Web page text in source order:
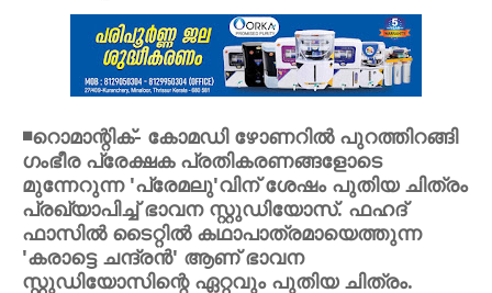
◾റൊമാന്റിക്- കോമഡി ഴോണറില്‍ പുറത്തിറങ്ങി
ഗംഭീര പ്രേക്ഷക പ്രതികരണങ്ങളോടെ
മുന്നേറുന്ന 'പ്രേമലു'വിന് ശേഷം പുതിയ ചിത്രം
പ്രഖ്യാപിച്ച് ഭാവന സ്റ്റുഡിയോസ്. ഫഹദ്
ഫാസില്‍ ടൈറ്റില്‍ കഥാപാത്രമായെത്തുന്ന
'കരാട്ടെ ചന്ദ്രന്‍' ആണ് ഭാവന
സ്റ്റുഡിയോസിന്റെ ഏറ്റവും പുതിയ ചിത്രം.